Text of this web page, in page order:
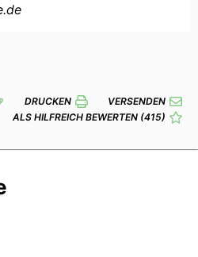
DRUCKEN
VERSENDEN
ALS HILFREICH BEWERTEN (415)